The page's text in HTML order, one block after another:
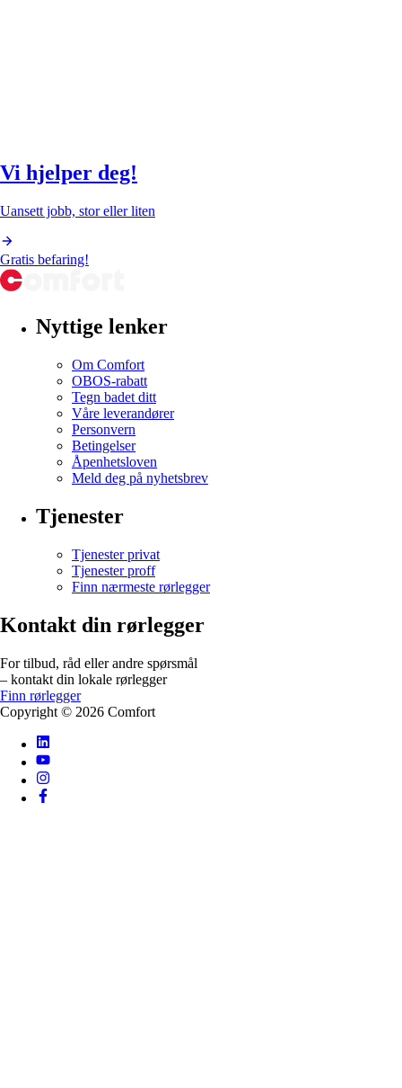
Vi hjelper deg!
Uansett jobb, stor eller liten
Gratis befaring!
Nyttige lenker
Om Comfort
OBOS-rabatt
Tegn badet ditt
Våre leverandører
Personvern
Betingelser
Åpenhetsloven
Meld deg på nyhetsbrev
Tjenester
Tjenester privat
Tjenester proff
Finn nærmeste rørlegger
Kontakt din rørlegger
For tilbud, råd eller andre spørsmål
– kontakt din lokale rørlegger
Finn rørlegger
Copyright © 2026 Comfort